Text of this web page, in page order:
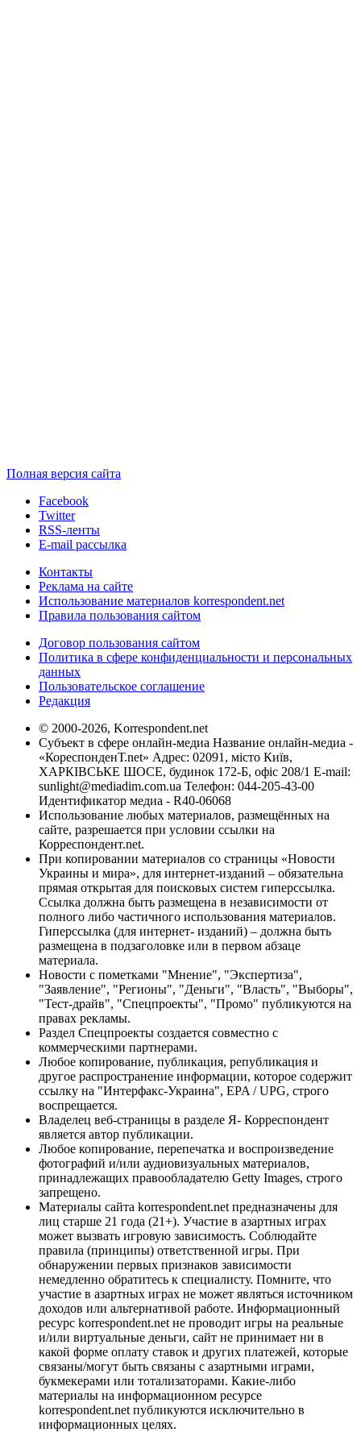
Полная версия сайта
Facebook
Twitter
RSS-ленты
E-mail рассылка
Контакты
Реклама на сайте
Использование материалов korrespondent.net
Правила пользования сайтом
Договор пользования сайтом
Политика в сфере конфиденциальности и персональных
данных
Пользовательское соглашение
Редакция
© 2000-2026, Korrespondent.net
Субъект в сфере онлайн-медиа Название онлайн-медиа -
«КореспонденТ.net» Адрес: 02091, місто Київ,
ХАРКІВСЬКЕ ШОСЕ, будинок 172-Б, офіс 208/1 E-mail:
sunlight@mediadim.com.ua Телефон: 044-205-43-00
Идентификатор медиа - R40-06068
Использование любых материалов, размещённых на
сайте, разрешается при условии ссылки на
Корреспондент.net.
При копировании материалов со страницы «Новости
Украины и мира», для интернет-изданий – обязательна
прямая открытая для поисковых систем гиперссылка.
Ссылка должна быть размещена в независимости от
полного либо частичного использования материалов.
Гиперссылка (для интернет- изданий) – должна быть
размещена в подзаголовке или в первом абзаце
материала.
Новости с пометками "Мнение", "Экспертиза",
"Заявление", "Регионы", "Деньги", "Власть", "Выборы",
"Тест-драйв", "Спецпроекты", "Промо" публикуются на
правах рекламы.
Раздел Спецпроекты создается совместно с
коммерческими партнерами.
Любое копирование, публикация, републикация и
другое распространение информации, которое содержит
ссылку на "Интерфакс-Украина", EPA / UPG, строго
воспрещается.
Владелец веб-страницы в разделе Я- Корреспондент
является автор публикации.
Любое копирование, перепечатка и воспроизведение
фотографий и/или аудиовизуальных материалов,
принадлежащих правообладателю Getty Images, строго
запрещено.
Материалы сайта korrespondent.net предназначены для
лиц старше 21 года (21+). Участие в азартных играх
может вызвать игровую зависимость. Соблюдайте
правила (принципы) ответственной игры. При
обнаружении первых признаков зависимости
немедленно обратитесь к специалисту. Помните, что
участие в азартных играх не может являться источником
доходов или альтернативой работе. Информационный
ресурс korrespondent.net не проводит игры на реальные
и/или виртуальные деньги, сайт не принимает ни в
какой форме оплату ставок и других платежей, которые
связаны/могут быть связаны с азартными играми,
букмекерами или тотализаторами. Какие-либо
материалы на информационном ресурсе
korrespondent.net публикуются исключительно в
информационных целях.